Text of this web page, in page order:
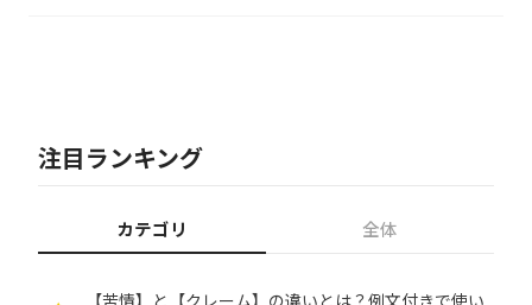
注目ランキング
カテゴリ 全体
【苦情】と【クレーム】の違いとは？例文付きで使い